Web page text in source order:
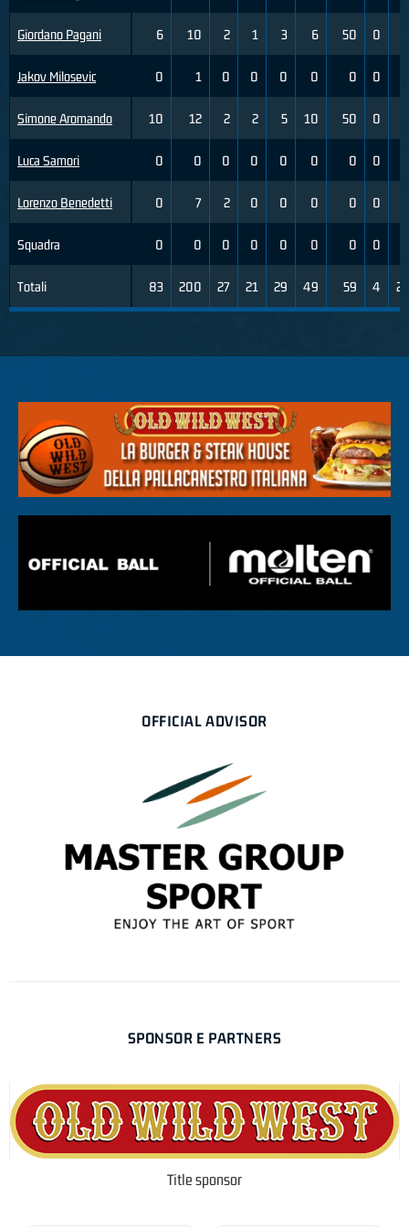
Giordano Pagani
Jakov Milosevic
Simone Aromando
Luca Samori
Lorenzo Benedetti
Squadra
Totali
6 10 2 1 3 6 50 0
0 1 0 0 0 0 0 0
10 12 2 2 5 10 50 0
0 0 0 0 0 0 0 0
0 7 2 0 0 0 0 0
0 0 0 0 0 0 0 0
83 200 27 21 29 49 59 4 23
OFFICIAL ADVISOR
SPONSOR E PARTNERS
Title sponsor